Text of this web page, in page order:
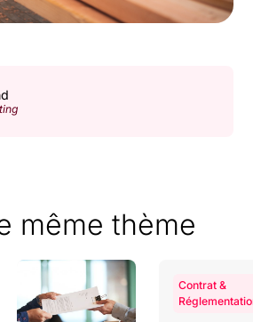
même thème
Contrat &